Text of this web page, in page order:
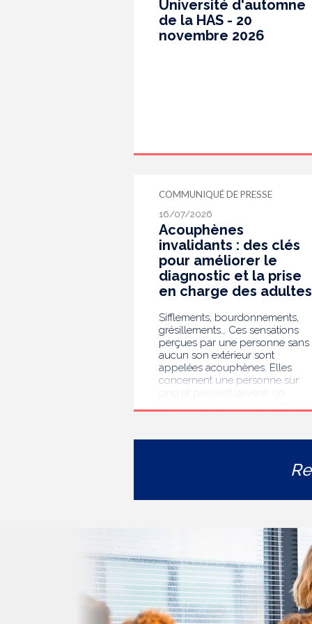
Université d'automne
de la HAS - 20
novembre 2026
COMMUNIQUÉ DE PRESSE
16/07/2026
Acouphènes
invalidants : des clés
pour améliorer le
diagnostic et la prise
en charge des adultes
Sifflements, bourdonnements,
grésillements… Ces sensations
perçues par une personne sans
aucun son extérieur sont
appelées acouphènes. Elles
concernent une personne sur
l’isolement ou de l’anxiété. Face à
thérapeutique rencontrée par les
diagnostic et l’accompagnement
des personnes présentant des
acouphènes chroniques
invalidants . Elle publie
aujourd’hui ses travaux, destinés
aux professionnels de santé [1]
impliqués dans le suivi de ces
patients.